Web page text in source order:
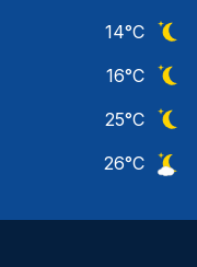
14°C
16°C
25°C
26°C